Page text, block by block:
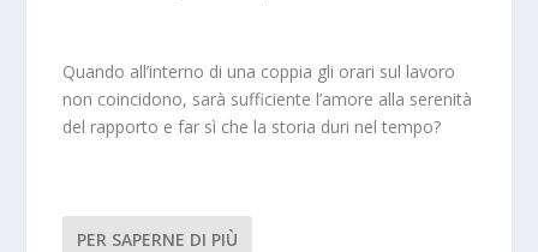
Quando all’interno di una coppia gli orari sul lavoro
non coincidono, sarà sufficiente l’amore alla serenità
del rapporto e far sì che la storia duri nel tempo?
PER SAPERNE DI PIÙ